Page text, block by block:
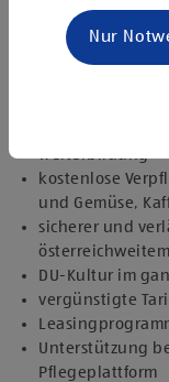
vielseitiges
umfangreiche
Onboarding
Weiterbildung
kostenlose
und Gemüse,
sicherer und
DU-Kultur im
vergünstigte
Unterstützung
Pflegeplattform
Nur